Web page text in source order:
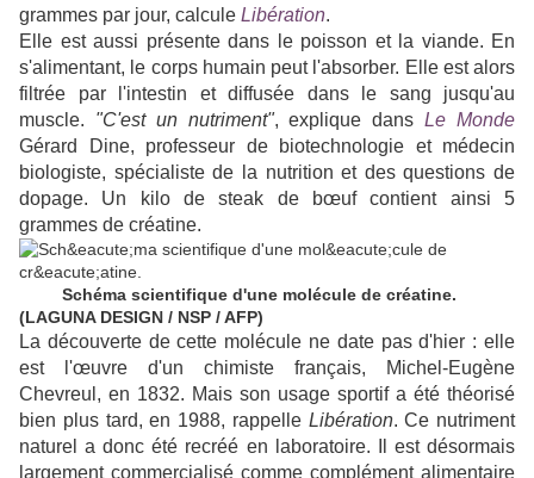
grammes par jour, calcule Libération.
Elle est aussi présente dans le poisson et la viande. En
s'alimentant, le corps humain peut l'absorber. Elle est alors
filtrée par l'intestin et diffusée dans le sang jusqu'au
muscle. "C'est un nutriment", explique dansLe Monde
Gérard Dine, professeur de biotechnologie et médecin
biologiste, spécialiste de la nutrition et des questions de
dopage. Un kilo de steak de bœuf contient ainsi 5
grammes de créatine.
Schéma scientifique d'une molécule de créatine.
(LAGUNA DESIGN / NSP / AFP)
La découverte de cette molécule ne date pas d'hier : elle
est l'œuvre d'un chimiste français, Michel-Eugène
Chevreul, en 1832. Mais son usage sportif a été théorisé
bien plus tard, en 1988, rappelle Libération. Ce nutriment
naturel a donc été recréé en laboratoire. Il est désormais
largement commercialisé comme complément alimentaire